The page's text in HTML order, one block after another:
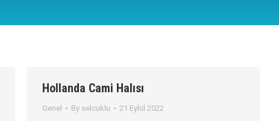
Hollanda Cami Halısı
Genel By selcuklu 21 Eylül 2022